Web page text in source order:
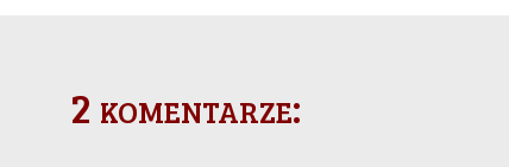
2 komentarze: